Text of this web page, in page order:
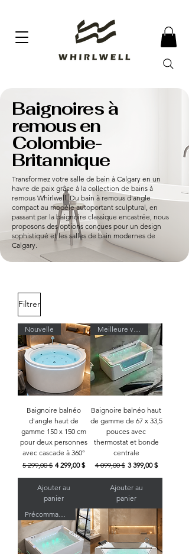
Baignoires à
remous en
Colombie-
Britannique
Transformez votre salle de bain à Calgary en un
havre de paix grâce à la collection de bains à
remous Whirlwell. Du bain à remous d'angle
compact au modèle autoportant sculptural, en
passant par la baignoire classique encastrée, nous
proposons des options conçues pour un design
sophistiqué et les salles de bain modernes de
Calgary.
Filtrer
Nouvelle
Baignoire balnéo
d'angle haut de
gamme 150 x 150 cm
pour deux personnes
avec cascade à 360°
Prix original
5 299,00 $ Prix promotionnel
4 299,00 $
Ajouter au
panier
Meilleure vente
Baignoire balnéo haut
de gamme de 67 x 33,5
pouces avec
thermostat et bonde
centrale
Prix original
4 099,00 $ Prix promotionnel
3 399,00 $
Ajouter au
panier
Précommande · Expédition le 10/03